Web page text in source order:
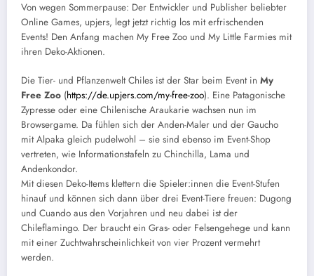
Von wegen Sommerpause: Der Entwickler und Publisher beliebter
Online Games, upjers, legt jetzt richtig los mit erfrischenden
Events! Den Anfang machen My Free Zoo und My Little Farmies mit
ihren Deko-Aktionen.
Die Tier- und Pflanzenwelt Chiles ist der Star beim Event in My
Free Zoo (https://de.upjers.com/my-free-zoo). Eine Patagonische
Zypresse oder eine Chilenische Araukarie wachsen nun im
Browsergame. Da fühlen sich der Anden-Maler und der Gaucho
mit Alpaka gleich pudelwohl – sie sind ebenso im Event-Shop
vertreten, wie Informationstafeln zu Chinchilla, Lama und
Andenkondor.
Mit diesen Deko-Items klettern die Spieler:innen die Event-Stufen
hinauf und können sich dann über drei Event-Tiere freuen: Dugong
und Cuando aus den Vorjahren und neu dabei ist der
Chileflamingo. Der braucht ein Gras- oder Felsengehege und kann
mit einer Zuchtwahrscheinlichkeit von vier Prozent vermehrt
werden.